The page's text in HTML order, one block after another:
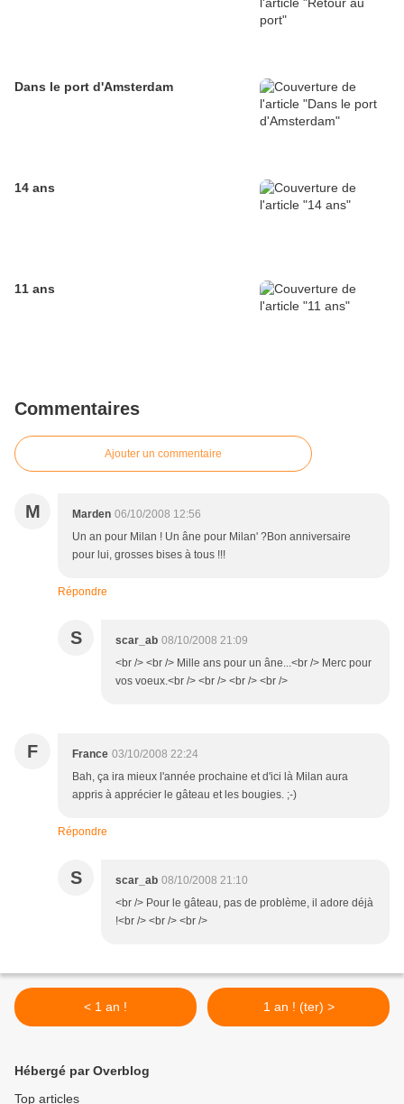
Dans le port d'Amsterdam
14 ans
11 ans
Commentaires
Ajouter un commentaire
M Marden 06/10/2008 12:56
Un an pour Milan ! Un âne pour Milan' ?Bon anniversaire
pour lui, grosses bises à tous !!!
Répondre
S scar_ab 08/10/2008 21:09
<br /> <br /> Mille ans pour un âne...<br /> Merc pour
vos voeux.<br /> <br /> <br /> <br />
F France 03/10/2008 22:24
Bah, ça ira mieux l'année prochaine et d'ici là Milan aura
appris à apprécier le gâteau et les bougies. ;-)
Répondre
S scar_ab 08/10/2008 21:10
<br /> Pour le gâteau, pas de problème, il adore déjà
!<br /> <br /> <br />
< 1 an ! 1 an ! (ter) >
Hébergé par Overblog
Top articles